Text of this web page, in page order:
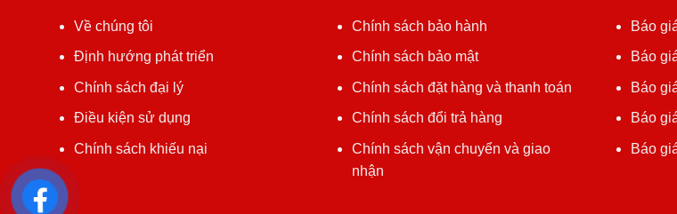
Về chúng tôi
Định hướng phát triển
Chính sách đại lý
Điều kiện sử dụng
Chính sách khiếu nại
Chính sách bảo hành
Chính sách bảo mật
Chính sách đặt hàng và thanh toán
Chính sách đổi trả hàng
Chính sách vận chuyển và giao
nhận
Báo
Báo
Báo
Báo
Báo